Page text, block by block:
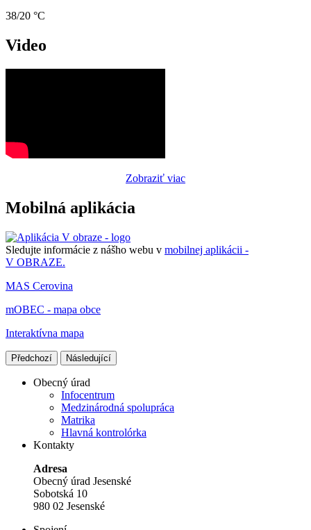
38/20 °C
Video
Zobraziť viac
Mobilná aplikácia
Sledujte informácie z nášho webu v mobilnej aplikácii -
V OBRAZE.
MAS Cerovina
mOBEC - mapa obce
Interaktívna mapa
Předchozí Následující
Obecný úrad
Infocentrum
Medzinárodná spolupráca
Matrika
Hlavná kontrolórka
Kontakty
Adresa
Obecný úrad Jesenské
Sobotská 10
980 02 Jesenské